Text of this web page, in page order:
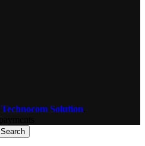
Technocom Solution
Search